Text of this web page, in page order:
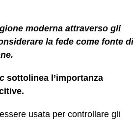
moderna attraverso gli
la fede come fonte di
sottolinea l’importanza
usata per controllare gli